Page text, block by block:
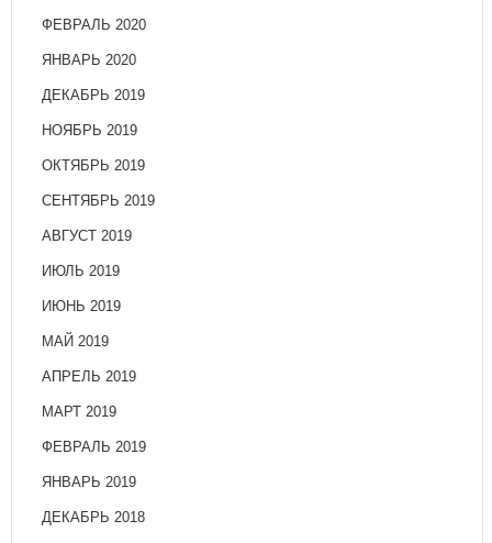
ФЕВРАЛЬ 2020
ЯНВАРЬ 2020
ДЕКАБРЬ 2019
НОЯБРЬ 2019
ОКТЯБРЬ 2019
СЕНТЯБРЬ 2019
АВГУСТ 2019
ИЮЛЬ 2019
ИЮНЬ 2019
МАЙ 2019
АПРЕЛЬ 2019
МАРТ 2019
ФЕВРАЛЬ 2019
ЯНВАРЬ 2019
ДЕКАБРЬ 2018